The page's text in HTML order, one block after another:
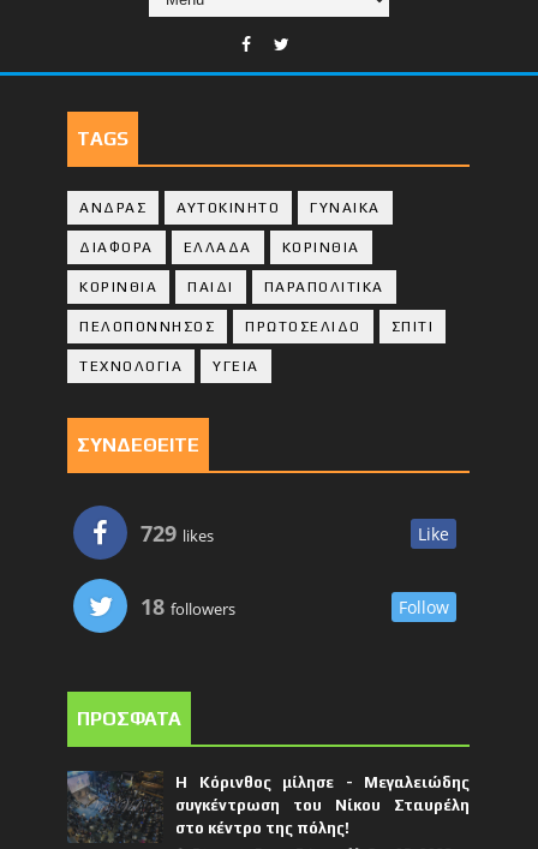
TAGS
ΑΝΔΡΑΣ ΑΥΤΟΚΙΝΗΤΟ ΓΥΝΑΙΚΑ
ΔΙΑΦΟΡΑ ΕΛΛΑΔΑ ΚΟΡΙΝΘΙΑ
ΚΟΡΙΝΘΙA ΠΑΙΔΙ ΠΑΡΑΠΟΛΙΤΙΚΑ
ΠΕΛΟΠΟΝΝΗΣΟΣ ΠΡΩΤΟΣΕΛΙΔΟ ΣΠΙΤΙ
ΤΕΧΝΟΛΟΓΙΑ ΥΓΕΙΑ
ΣΥΝΔΕΘΕΙΤΕ
729 likes Like
18 followers Follow
ΠΡΟΣΦΑΤΑ
Η Κόρινθος μίλησε - Μεγαλειώδης
συγκέντρωση του Νίκου Σταυρέλη
στο κέντρο της πόλης!